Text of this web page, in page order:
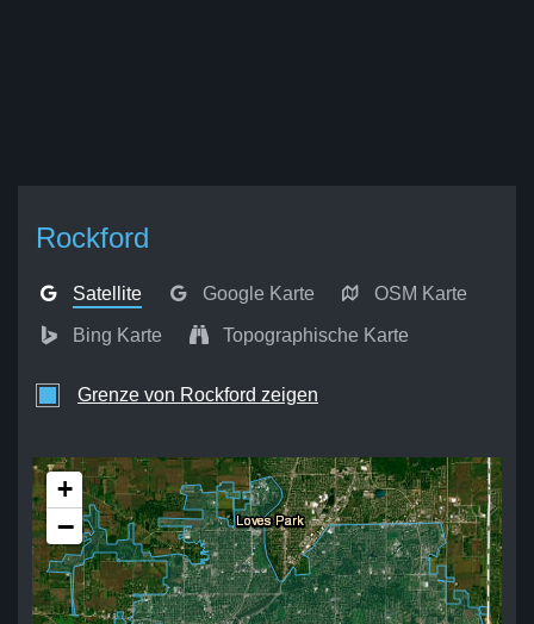
Rockford
Satellite Google Karte OSM Karte
Bing Karte Topographische Karte
Grenze von Rockford zeigen
+
−